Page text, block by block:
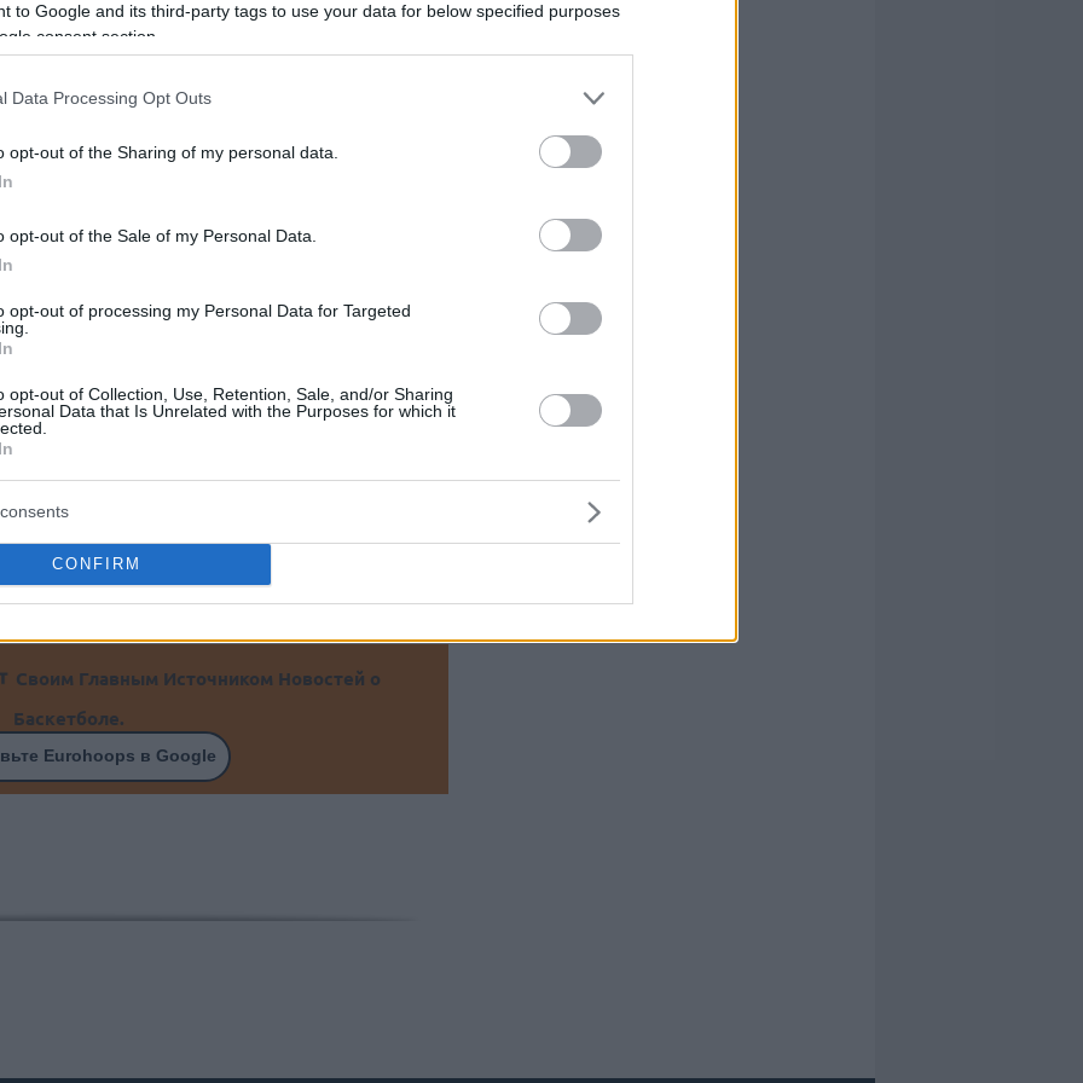
to Google and its third-party tags to use your data for below specified purposes
consent section.
Data Processing Opt Outs
opt-out of the Sharing of my personal data.
opt-out of the Sale of my Personal Data.
opt-out of processing my Personal Data for Targeted
opt-out of Collection, Use, Retention, Sale, and/or Sharing
Data that Is Unrelated with the Purposes for which it
CONFIRM
info@eurohoops.net
Локомотив-Кубань оказался
За третье место (до 3 побед)
Зенит Мун (23 + 6
+ 4 блок-
(2), Бако (2),Щербенев (0),Емченко (0),Узинский (0), Шаманич (0).
7 передач + 5
(6) Коновалов (0)
Ищенко (8)
Своим Главным Источником Новостей о
Баскетболе.
Eurohoops в Google